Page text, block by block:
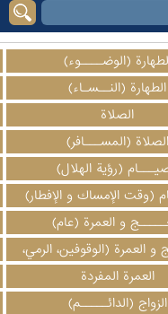
(الوضــــوء)
الطهارة (النــسـاء)
الصلاة
الصلاة (المســـافر)
(رؤية الهلال)
(وقت الإمساك و الإفطار)
و العمرة (عام)
و العمرة (الوقوفين، الرمي،
الحلق، المبيت)
العمرة المفردة
الزواج (الدائـــــم)